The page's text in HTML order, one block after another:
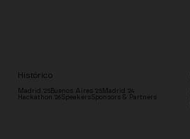
Histórico
Madrid '25Buenos Aires '25Madrid '24
Hackathon '26 SpeakersSponsors & Partners